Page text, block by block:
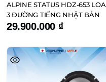
ALPINE STATUS HDZ-653 LOA
3 ĐƯỜNG TIẾNG NHẬT BẢN
29.900.000 ₫